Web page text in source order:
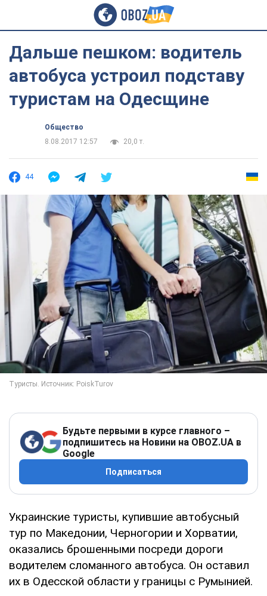
Дальше пешком: водитель
автобуса устроил подставу
туристам на Одесщине
Общество
8.08.2017 12:57
20,0 т.
44
Будьте первыми в курсе главного –
подпишитесь на Новини на OBOZ.UA в
Google
Подписаться
Украинские туристы, купившие автобусный
тур по Македонии, Черногории и Хорватии,
оказались брошенными посреди дороги
водителем сломанного автобуса. Он оставил
их в Одесской области у границы с Румынией.